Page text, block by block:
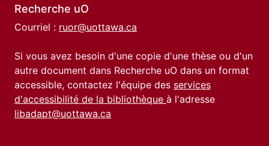
Recherche uO
Courriel : ruor@uottawa.ca
Si vous avez besoin d'une copie d'une thèse ou d'un
autre document dans Recherche uO dans un format
accessible, contactez l'équipe des services
d'accessibilité de la bibliothèque à l'adresse
libadapt@uottawa.ca